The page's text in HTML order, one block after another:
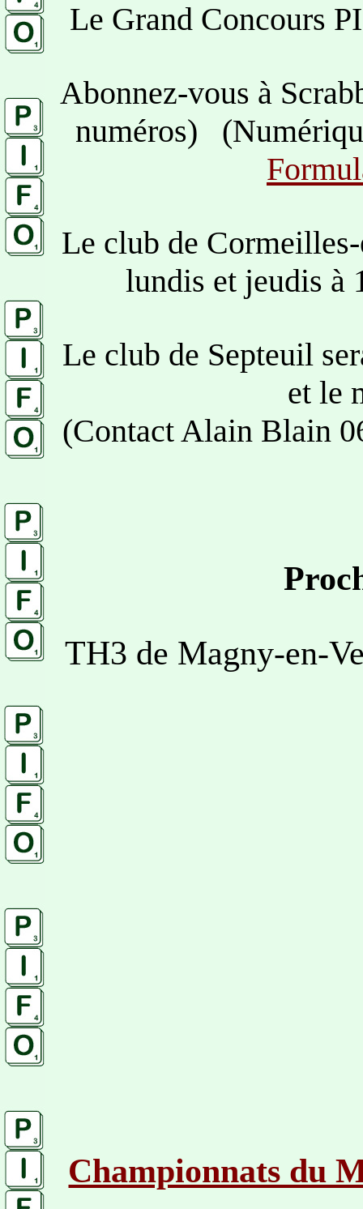
Le Grand Concours
Abonnez-vous à
numéros)
Le club de
lundis et jeudis à
Le club de Septeuil
et le
(Contact Alain Blain
TH3 de Magny-en-
Championnats du